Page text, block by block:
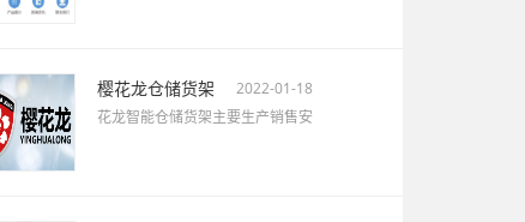
樱花龙仓储货架
2022-01-18
花龙智能仓储货架主要生产销售安